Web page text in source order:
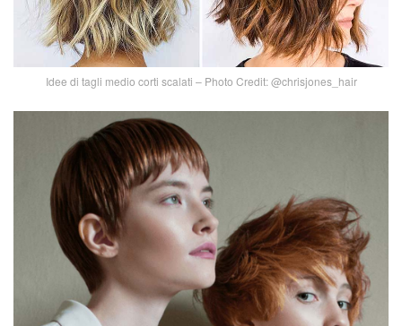
Idee di tagli medio corti scalati – Photo Credit: @chrisjones_hair